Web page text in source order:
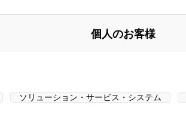
個人のお客様
ソリューション・サービス・システム